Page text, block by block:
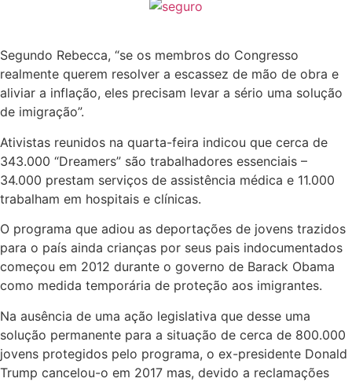
Segundo Rebecca, “se os membros do Congresso
realmente querem resolver a escassez de mão de obra e
aliviar a inflação, eles precisam levar a sério uma solução
de imigração”.
Ativistas reunidos na quarta-feira indicou que cerca de
343.000 “Dreamers” são trabalhadores essenciais –
34.000 prestam serviços de assistência médica e 11.000
trabalham em hospitais e clínicas.
O programa que adiou as deportações de jovens trazidos
para o país ainda crianças por seus pais indocumentados
começou em 2012 durante o governo de Barack Obama
como medida temporária de proteção aos imigrantes.
Na ausência de uma ação legislativa que desse uma
solução permanente para a situação de cerca de 800.000
jovens protegidos pelo programa, o ex-presidente Donald
Trump cancelou-o em 2017 mas, devido a reclamações